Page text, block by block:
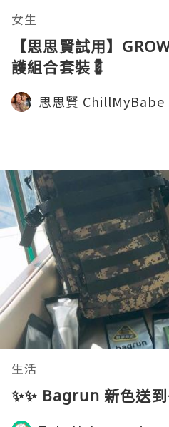
女生
【思思賢試用】
護組合套裝💈
思思賢 ChillMyBabe
生活
✨✨ Bagrun 新色送